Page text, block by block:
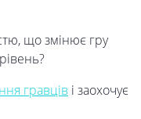
що змінює гру
гравців і заохочує